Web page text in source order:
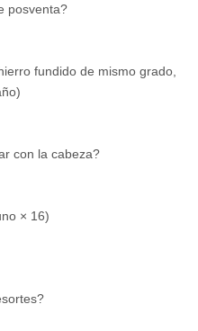
posventa?
fundido de mismo grado,
con la cabeza?
× 16)